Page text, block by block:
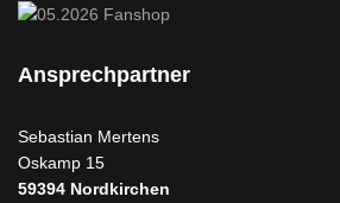
Ansprechpartner
Sebastian Mertens
Oskamp 15
59394 Nordkirchen